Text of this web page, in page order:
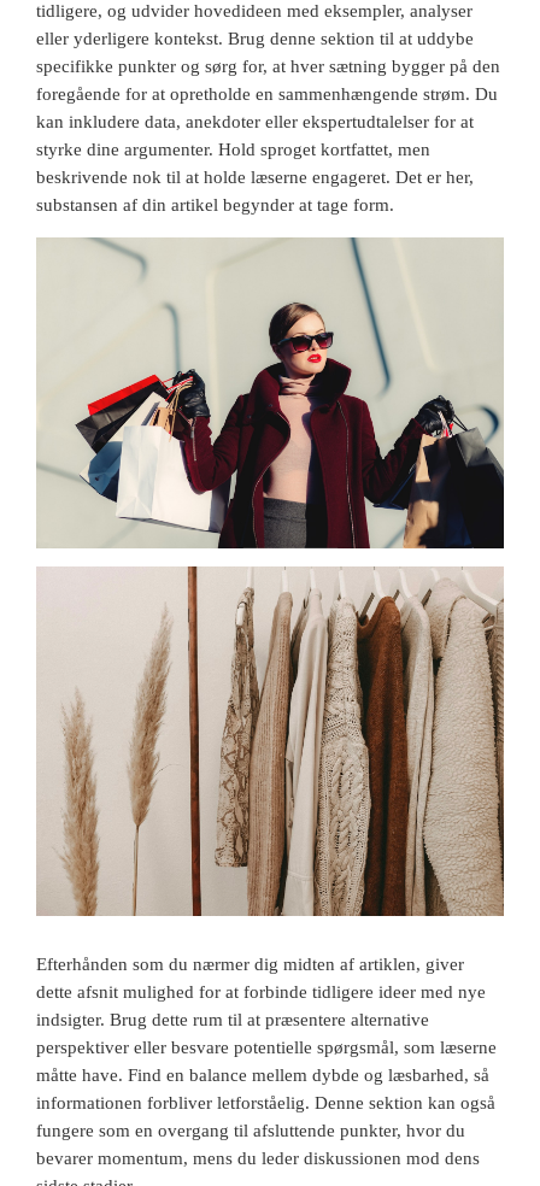
tidligere, og udvider hovedideen med eksempler, analyser
eller yderligere kontekst. Brug denne sektion til at uddybe
specifikke punkter og sørg for, at hver sætning bygger på den
foregående for at opretholde en sammenhængende strøm. Du
kan inkludere data, anekdoter eller ekspertudtalelser for at
styrke dine argumenter. Hold sproget kortfattet, men
beskrivende nok til at holde læserne engageret. Det er her,
substansen af din artikel begynder at tage form.
Efterhånden som du nærmer dig midten af artiklen, giver
dette afsnit mulighed for at forbinde tidligere ideer med nye
indsigter. Brug dette rum til at præsentere alternative
perspektiver eller besvare potentielle spørgsmål, som læserne
måtte have. Find en balance mellem dybde og læsbarhed, så
informationen forbliver letforståelig. Denne sektion kan også
fungere som en overgang til afsluttende punkter, hvor du
bevarer momentum, mens du leder diskussionen mod dens